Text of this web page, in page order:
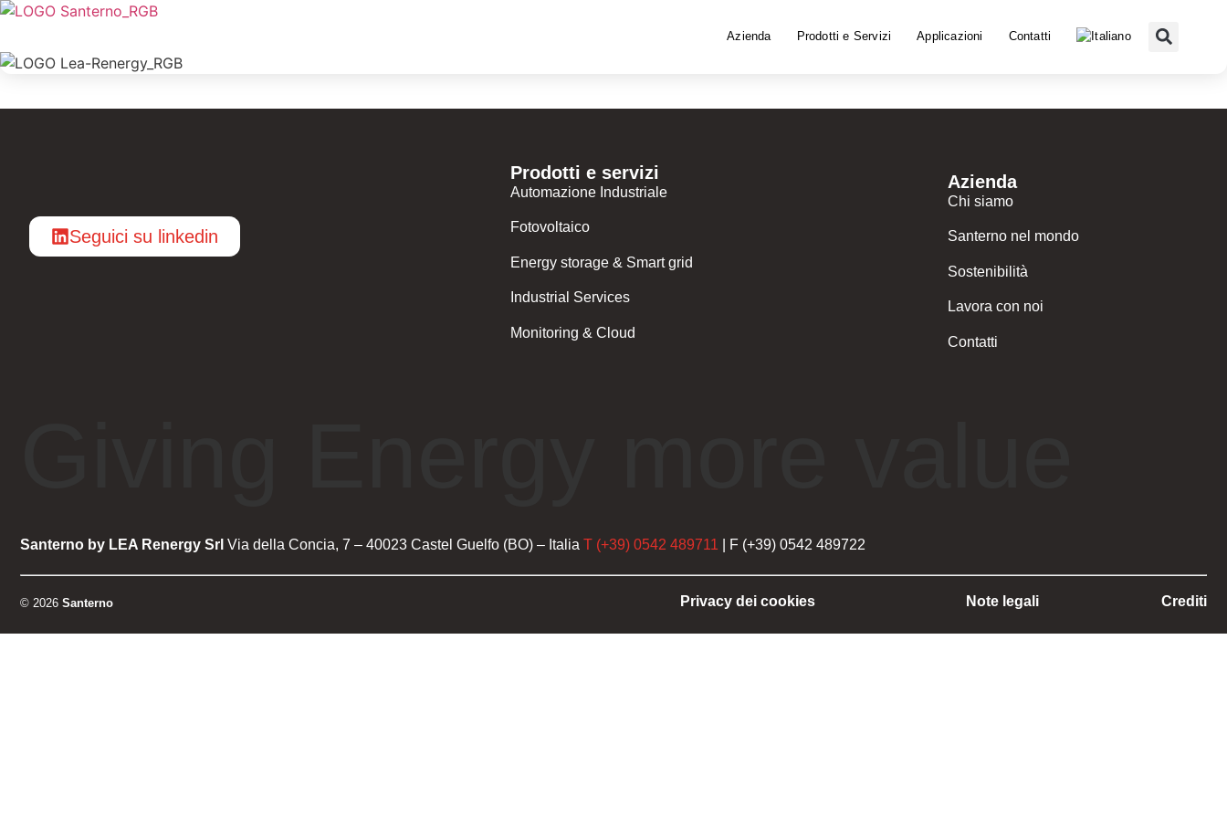
Azienda Prodotti e Servizi Applicazioni Contatti
Seguici su linkedin
Prodotti e servizi
Automazione Industriale
Fotovoltaico
Energy storage & Smart grid
Industrial Services
Monitoring & Cloud
Azienda
Chi siamo
Santerno nel mondo
Sostenibilità
Lavora con noi
Contatti
Santerno by LEA Renergy Srl Via della Concia, 7 – 40023 Castel Guelfo (BO) – Italia T (+39) 0542 489711 | F (+39) 0542 489722
© 2026 Santerno Privacy dei cookies Note legali Crediti